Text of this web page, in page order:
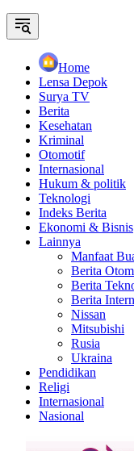
Home
Lensa Depok
Surya TV
Berita
Kesehatan
Kriminal
Otomotif
Internasional
Hukum & politik
Teknologi
Indeks Berita
Ekonomi & Bisnis
Lainnya
Manfaat
Berita
Berita
Berita
Nissan
Mitsubishi
Rusia
Ukraina
Pendidikan
Religi
Internasional
Nasional